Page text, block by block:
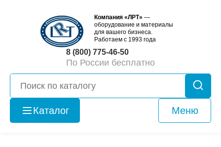
Компания «ЛРТ» —
оборудование и материалы
для вашего бизнеса.
Работаем с 1993 года
8 (800) 775-46-50
По России бесплатно
Каталог Меню
Оборудование
б/у